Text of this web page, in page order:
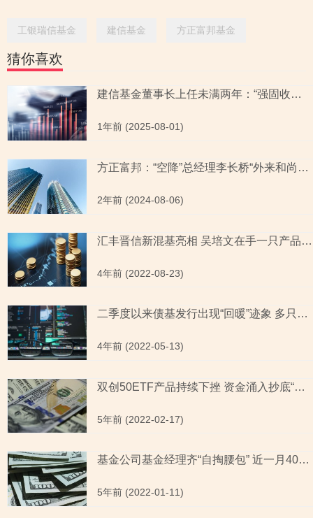
工银瑞信基金 建信基金 方正富邦基金
猜你喜欢
建信基金董事长上任未满两年：“强固收弱权益”之困
1年前 (2025-08-01)
方正富邦：“空降”总经理李长桥“外来和尚难念经”
2年前 (2024-08-06)
汇丰晋信新混基亮相 吴培文在手一只产品今年来业绩告负不敌同类平均
4年前 (2022-08-23)
二季度以来债基发行出现“回暖”迹象 多只新品提前结募
4年前 (2022-05-13)
双创50ETF产品持续下挫 资金涌入抄底“信仰”依旧
5年前 (2022-02-17)
基金公司基金经理齐“自掏腰包” 近一月40家基金公司自购近10亿元
5年前 (2022-01-11)